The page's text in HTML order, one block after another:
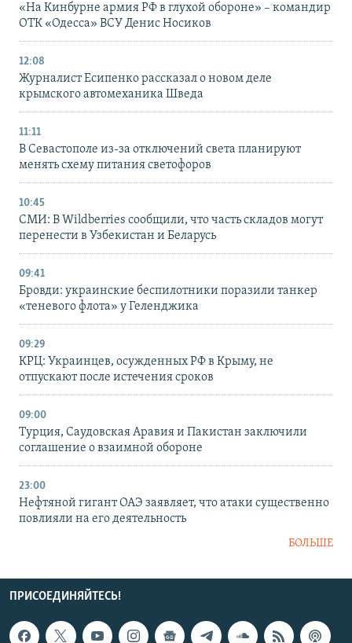
«На Кинбурне армия РФ в глухой обороне» – командир
ОТК «Одесса» ВСУ Денис Носиков
12:08
Журналист Есипенко рассказал о новом деле
крымского автомеханика Шведа
11:11
В Севастополе из-за отключений света планируют
менять схему питания светофоров
10:45
СМИ: В Wildberries сообщили, что часть складов могут
перенести в Узбекистан и Беларусь
09:41
Бровди: украинские беспилотники поразили танкер
«теневого флота» у Геленджика
09:29
КРЦ: Украинцев, осужденных РФ в Крыму, не
отпускают после истечения сроков
09:00
Турция, Саудовская Аравия и Пакистан заключили
соглашение о взаимной обороне
23:00
Нефтяной гигант ОАЭ заявляет, что атаки существенно
повлияли на его деятельность
БОЛЬШЕ
ПРИСОЕДИНЯЙТЕСЬ!